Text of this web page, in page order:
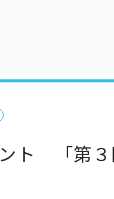
ト一覧 企
ト 「第